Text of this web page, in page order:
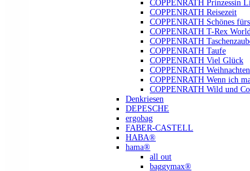
COPPENRATH Prinzessin
COPPENRATH Reisezeit
COPPENRATH Schönes
COPPENRATH T-Rex World
COPPENRATH
COPPENRATH Taufe
COPPENRATH Viel Glück
COPPENRATH Weihnachten
COPPENRATH Wenn ich
COPPENRATH Wild und
Denkriesen
DEPESCHE
ergobag
FABER-CASTELL
HABA®
hama®
all out
baggymax®